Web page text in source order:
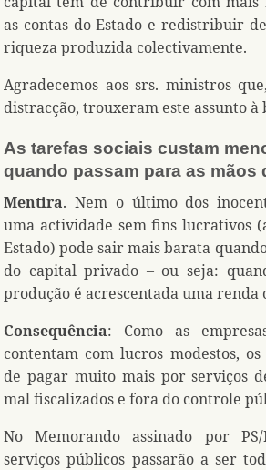
as contas do Estado e redistribuir
riqueza produzida colectivamente.
Agradecemos aos srs. ministros
distracção, trouxeram este assunto à
As tarefas sociais custam
quando passam para as mãos
Mentira. Nem o último dos
uma actividade sem fins lucrativos
Estado) pode sair mais barata
do capital privado – ou seja:
produção é acrescentada uma renda
Consequência: Como as
contentam com lucros modestos,
de pagar muito mais por serviços
mal fiscalizados e fora do controle
No Memorando assinado por PS/
serviços públicos passarão a ser